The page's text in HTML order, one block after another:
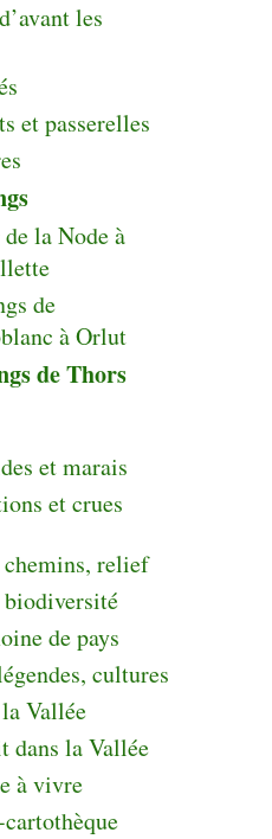
les
et passerelles
la Node à
de
à Orlut
de Thors
et marais
et crues
chemins, relief
de pays
cultures
Vallée
dans la Vallée
à vivre